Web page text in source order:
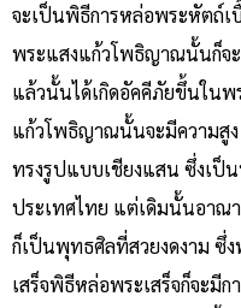
จะเป็นพิธีการหล่อพระหัตถ์
พระแสงแก้วโพธิญาณนั้นก็จ
แล้วนั้นได้เกิดอัคคีภัยขึ้นในพ
แก้วโพธิญาณนั้นจะมีความสู
ทรงรูปแบบเชียงแสน ซึ่งเป็
ประเทศไทย แต่เดิมนั้นอาณ
ก็เป็นพุทธศิลที่สวยงดงาม ซึ่ง
เสร็จพิธีหล่อพระเสร็จก็จะมี